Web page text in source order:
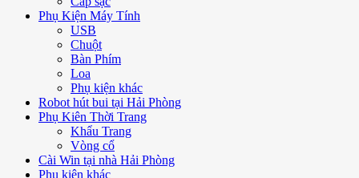
Phụ Kiện Máy Tính
USB
Chuột
Bàn Phím
Loa
Phụ kiện khác
Robot hút bui tại Hải Phòng
Phụ Kiên Thời Trang
Khẩu Trang
Vòng cổ
Cài Win tại nhà Hải Phòng
Phụ kiện khác